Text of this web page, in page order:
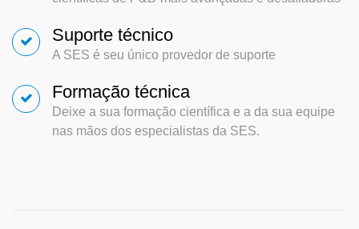
Suporte técnico
A SES é seu único provedor de suporte
Formação técnica
Deixe a sua formação científica e a da sua equipe
nas mãos dos especialistas da SES.